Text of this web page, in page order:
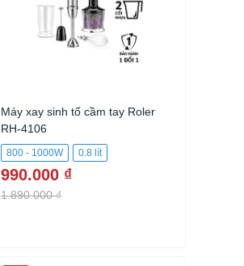
Máy xay sinh tố cầm tay Roler
RH-4106
800 - 1000W 0.8 lít
990.000 ₫
1.890.000 ₫